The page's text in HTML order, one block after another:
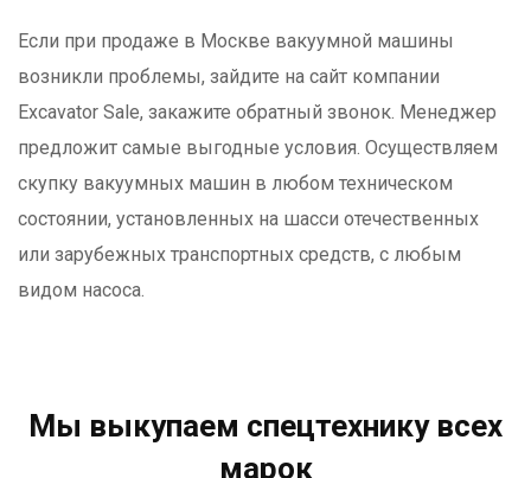
Если при продаже в Москве вакуумной машины
возникли проблемы, зайдите на сайт компании
Excavator Sale, закажите обратный звонок. Менеджер
предложит самые выгодные условия. Осуществляем
скупку вакуумных машин в любом техническом
состоянии, установленных на шасси отечественных
или зарубежных транспортных средств, с любым
видом насоса.
Мы выкупаем спецтехнику всех
марок